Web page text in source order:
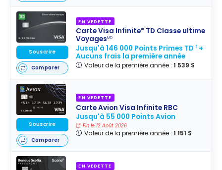
EN VEDETTE
Carte Visa Infinite* TD Classe ultime
VoyagesMD
Jusqu'à 146 000 Points Primes TD† +
Aucuns frais la première année
Valeur de la première année : 1 539 $
Souscrire
Comparer
EN VEDETTE
Carte Avion Visa Infinite RBC
Jusqu'à 55 000 Points Avion
Fin le 12 Août 2026
Valeur de la première année : 1 151 $
Souscrire
Comparer
EN VEDETTE